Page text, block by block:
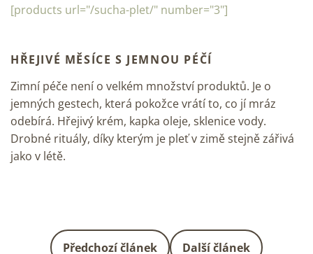
[products url="/sucha-plet/" number="3"]
HŘEJIVÉ MĚSÍCE S JEMNOU PÉČÍ
Zimní péče není o velkém množství produktů. Je o
jemných gestech, která pokožce vrátí to, co jí mráz
odebírá. Hřejivý krém, kapka oleje, sklenice vody.
Drobné rituály, díky kterým je pleť v zimě stejně zářivá
jako v létě.
Předchozí článek Další článek